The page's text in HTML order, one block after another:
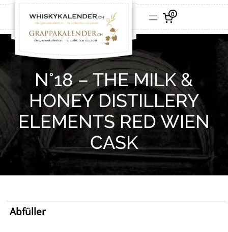
0
N°18 – THE MILK &
HONEY DISTILLERY
ELEMENTS RED WIEN
CASK
Abfüller